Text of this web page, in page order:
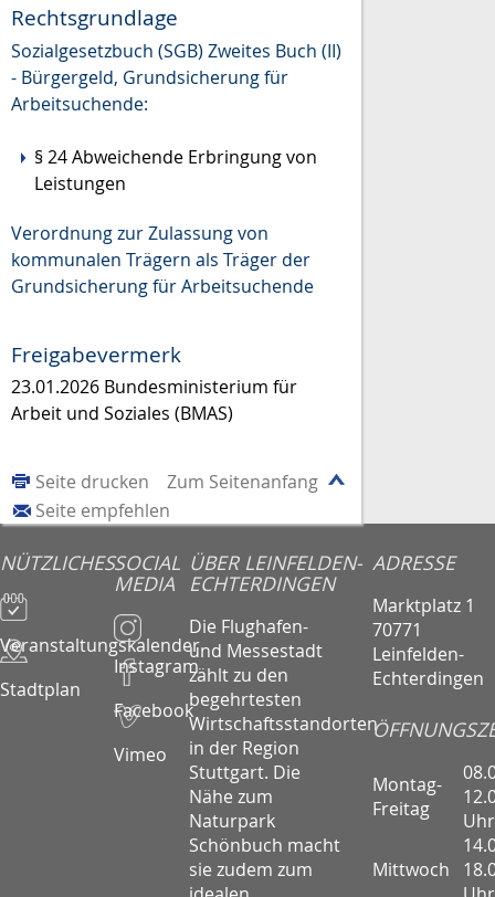
Rechtsgrundlage
Sozialgesetzbuch (SGB) Zweites Buch (II)
- Bürgergeld, Grundsicherung für
Arbeitsuchende:
§ 24 Abweichende Erbringung von
Leistungen
Verordnung zur Zulassung von
kommunalen Trägern als Träger der
Grundsicherung für Arbeitsuchende
Freigabevermerk
23.01.2026 Bundesministerium für
Arbeit und Soziales (BMAS)
Zum Seitenanfang
Seite drucken
Seite empfehlen
NÜTZLICHES
Veranstaltungskalender
Stadtplan
SOCIAL
MEDIA
Instagram
Facebook
Vimeo
ÜBER LEINFELDEN-
ECHTERDINGEN
Die Flughafen-
und Messestadt
zählt zu den
begehrtesten
Wirtschaftsstandorten
in der Region
Stuttgart. Die
Nähe zum
Naturpark
Schönbuch macht
sie zudem zum
ADRESSE
Marktplatz 1
70771
Leinfelden-
Echterdingen
Montag-
Freitag
Uhr
Mittwoch